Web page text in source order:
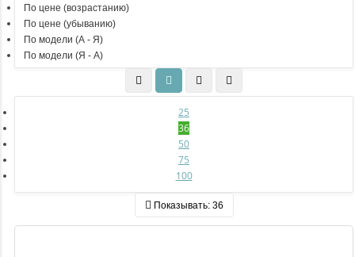
По цене (возрастанию)
По цене (убыванию)
По модели (A - Я)
По модели (Я - A)
25
36
50
75
100
Показывать: 36